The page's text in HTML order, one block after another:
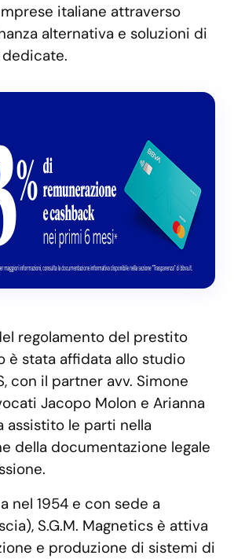
italiane attraverso
alternativa e soluzioni di
regolamento del prestito
è stata affidata allo studio
con il partner avv. Simone
Jacopo Molon e Arianna
assistito le parti nella
della documentazione legale
nel 1954 e con sede a
S.G.M. Magnetics è attiva
e produzione di sistemi di